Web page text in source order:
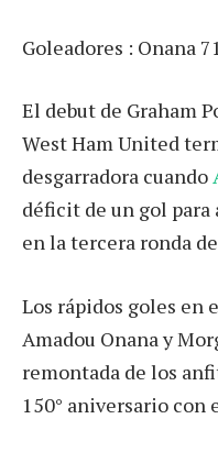
Goleadores : Onana
El debut de Graham
West Ham United
desgarradora cuando
déficit de un gol para
en la tercera ronda
Los rápidos goles en
Amadou Onana y
remontada de los
150° aniversario con